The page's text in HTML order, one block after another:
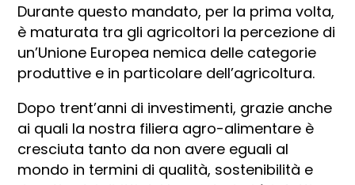
Durante questo mandato, per la prima volta,
è maturata tra gli agricoltori la percezione di
un’Unione Europea nemica delle categorie
produttive e in particolare dell’agricoltura.
Dopo trent’anni di investimenti, grazie anche
ai quali la nostra filiera agro-alimentare è
cresciuta tanto da non avere eguali al
mondo in termini di qualità, sostenibilità e